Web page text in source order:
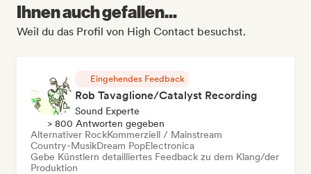
Ihnen auch gefallen...
Weil du das Profil von High Contact besuchst.
Eingehendes Feedback
Rob Tavaglione/Catalyst Recording
Sound Experte
> 800 Antworten gegeben
Alternativer RockKommerziell / Mainstream
Country-MusikDream PopElectronica
Gebe Künstlern detailliertes Feedback zu dem Klang/der
Produktion